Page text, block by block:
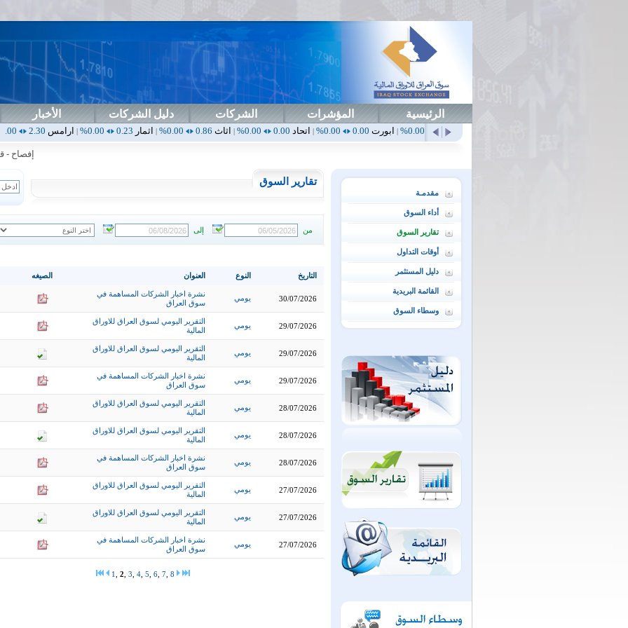
الرئيسية المؤشرات الشركات دليل الشركات الأخبار
ابورت0.00
0.00% اتحاد0.00
0.00% اثاث0.86
0.00% اثمار0.23
0.00% ارامس2.30
0.00% اربيل0.00
إفصاح -
مقدمـة
أداء السوق
تقارير السوق
أوقات التداول
دليل المستثمر
القائمة البريدية
وسطاء السوق
تقارير السوق
من إلى
الصيغه العنوان النوع التاريخ
نشرة اخبار الشركات المساهمة في
سوق العراق
يومي 30/07/2026
التقرير اليومي لسوق العراق للاوراق
المالية
يومي 29/07/2026
التقرير اليومي لسوق العراق للاوراق
المالية
يومي 29/07/2026
نشرة اخبار الشركات المساهمة في
سوق العراق
يومي 29/07/2026
التقرير اليومي لسوق العراق للاوراق
المالية
يومي 28/07/2026
التقرير اليومي لسوق العراق للاوراق
المالية
يومي 28/07/2026
نشرة اخبار الشركات المساهمة في
سوق العراق
يومي 28/07/2026
التقرير اليومي لسوق العراق للاوراق
المالية
يومي 27/07/2026
التقرير اليومي لسوق العراق للاوراق
المالية
يومي 27/07/2026
نشرة اخبار الشركات المساهمة في
سوق العراق
يومي 27/07/2026
1 2 3 4 5 6 7 8